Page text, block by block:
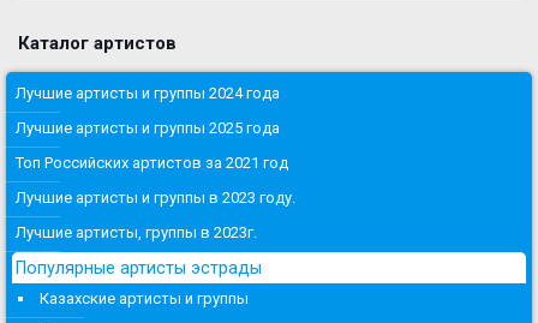
Каталог артистов
Лучшие артисты и группы 2024 года
Лучшие артисты и группы 2025 года
Топ Российских артистов за 2021 год
Лучшие артисты и группы в 2023 году.
Лучшие артисты, группы в 2023г.
Популярные артисты эстрады
Казахские артисты и группы